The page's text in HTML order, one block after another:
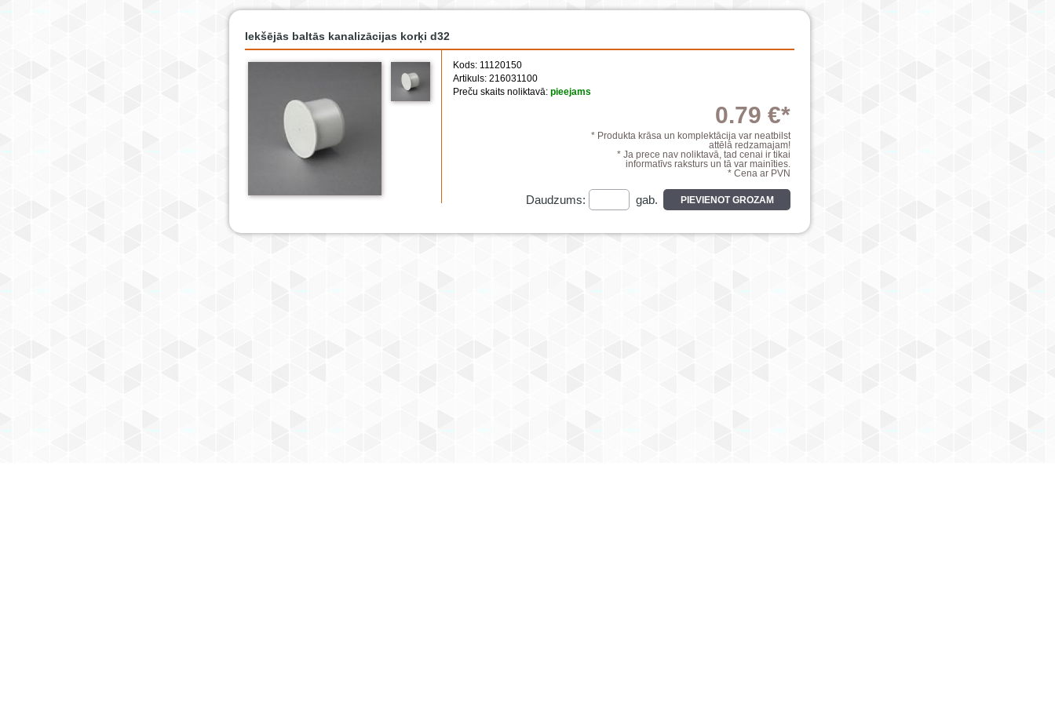
Iekšējās baltās kanalizācijas korķi d32
Kods: 11120150
Artikuls: 216031100
Preču skaits noliktavā: pieejams
0.79 €*
* Produkta krāsa un komplektācija var neatbilst
attēlā redzamajam!
* Ja prece nav noliktavā, tad cenai ir tikai
informatīvs raksturs un tā var mainīties.
* Cena ar PVN
PIEVIENOT GROZAM
Daudzums: gab.